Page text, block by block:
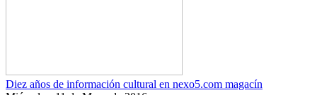
Diez años de información cultural en nexo5.com magacín